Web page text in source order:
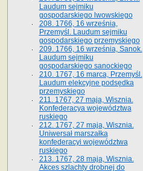
Laudum sejmiku
gospodarskiego lwowskiego
208. 1766, 16 września,
Przemyśl. Laudum sejmiku
gospodarskiego przemyskiego
209. 1766, 16 września, Sanok.
Laudum sejmiku
gospodarskiego sanockiego
210. 1767, 16 marca, Przemyśl.
Laudum elekcyjne podsędka
przemyskiego
211. 1767, 27 maja, Wisznia.
Konfederacya województwa
ruskiego
212. 1767, 27 maja, Wisznia.
Uniwersał marszałka
konfederacyi województwa
ruskiego
213. 1767, 28 maja, Wisznia.
Akces szlachty drobnej do